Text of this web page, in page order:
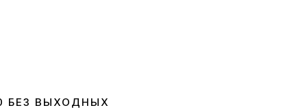
БЕЗ ВЫХОДНЫХ